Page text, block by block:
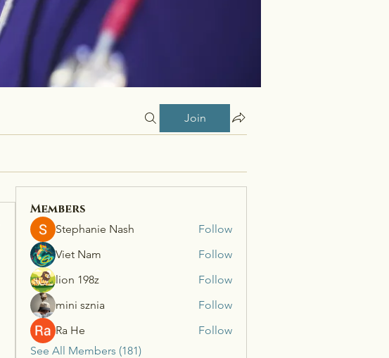
Join
Members
Stephanie Nash
Follow
Viet Nam
Follow
lion 198z
Follow
mini sznia
Follow
Ra He
Follow
See All Members (181)